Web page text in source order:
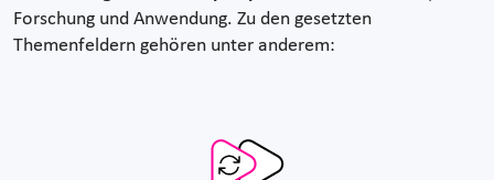
Forschung und Anwendung. Zu den gesetzten
Themenfeldern gehören unter anderem: